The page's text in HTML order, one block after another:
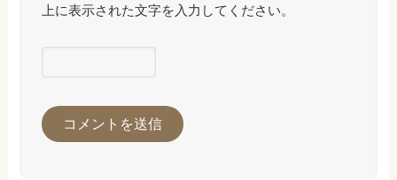
上に表示された文字を入力してください。